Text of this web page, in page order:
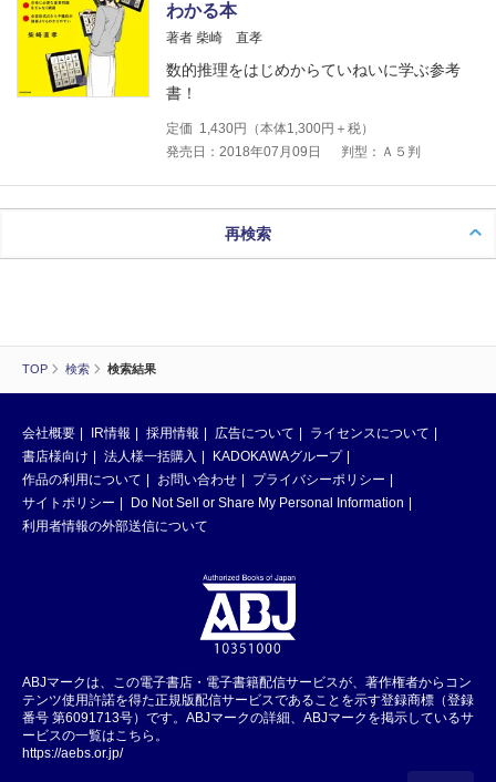
TOP 検索 検索結果
わかる本
著者 柴崎 直孝
数的推理をはじめからていねいに学ぶ参考
書！
定価 1,430円（本体1,300円＋税）
発売日：2018年07月09日
判型：Ａ５判
再検索
会社概要 IR情報 採用情報 広告について
ライセンスについて
書店様向け
法人様一括購入
KADOKAWAグループ
作品の利用について
お問い合わせ
プライバシーポリシー
サイトポリシー
Do Not Sell or Share My Personal Information
利用者情報の外部送信について
ABJマークは、この電子書店・電子書籍配信サービスが、著作権者からコン
テンツ使用許諾を得た正規版配信サービスであることを示す登録商標（登録
番号 第6091713号）です。ABJマークの詳細、ABJマークを掲示しているサ
ービスの一覧はこちら。
https://aebs.or.jp/